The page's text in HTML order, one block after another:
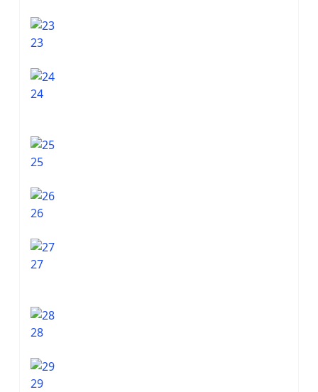
23
24
25
26
27
28
29